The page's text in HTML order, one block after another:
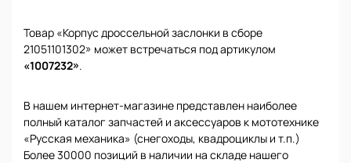
Товар «Корпус дроссельной заслонки в сборе
21051101302» может встречаться под артикулом
«1007232».
В нашем интернет-магазине представлен наиболее
полный каталог запчастей и аксессуаров к мототехнике
«Русская механика» (снегоходы, квадроциклы и т.п.)
Более 30000 позиций в наличии на складе нашего